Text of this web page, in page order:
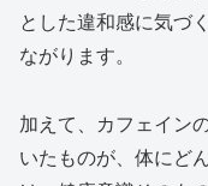
とした違和感に気づ
ながります。
加えて、カフェイン
いたものが、体にど